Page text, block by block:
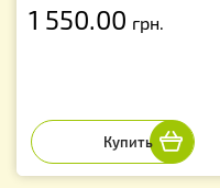
1 550.00 грн.